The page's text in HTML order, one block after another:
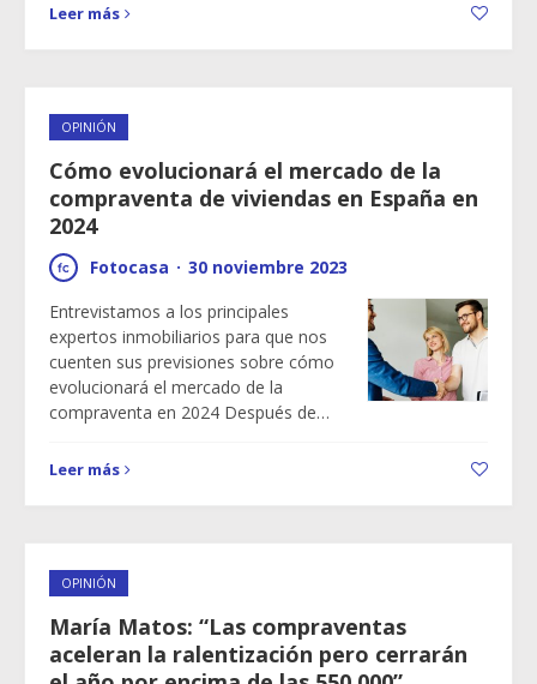
Leer más
OPINIÓN
Cómo evolucionará el mercado de la
compraventa de viviendas en España en
2024
Fotocasa · 30 noviembre 2023
Entrevistamos a los principales
expertos inmobiliarios para que nos
cuenten sus previsiones sobre cómo
evolucionará el mercado de la
compraventa en 2024 Después de…
Leer más
OPINIÓN
María Matos: “Las compraventas
aceleran la ralentización pero cerrarán